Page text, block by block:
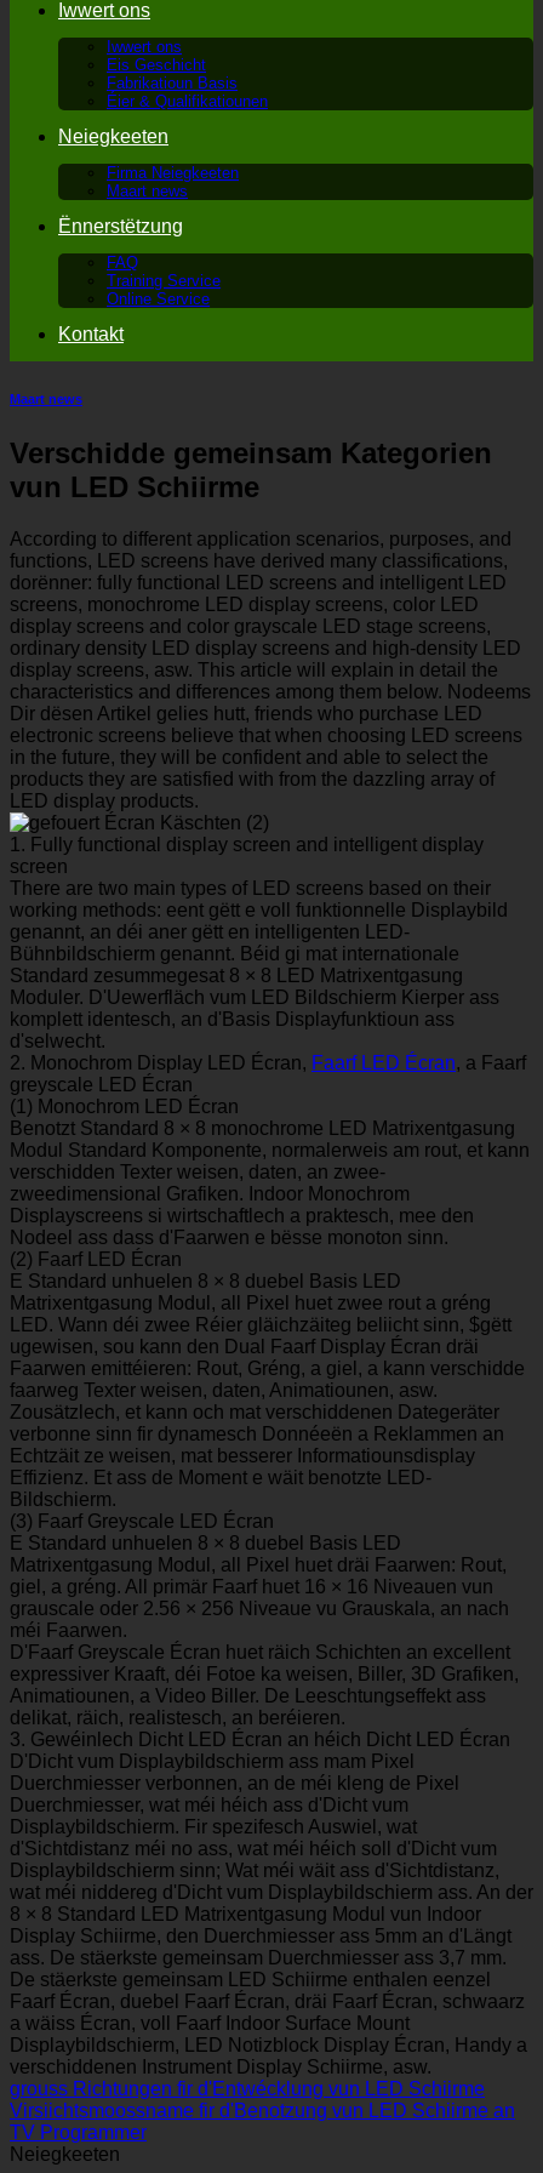
Iwwert ons
Iwwert ons
Eis Geschicht
Fabrikatioun Basis
Éier & Qualifikatiounen
Neiegkeeten
Firma Neiegkeeten
Maart news
Ënnerstëtzung
FAQ
Training Service
Online Service
Kontakt
Maart news
Verschidde gemeinsam Kategorien
vun LED Schiirme
According to different application scenarios, purposes, and
functions, LED screens have derived many classifications,
dorënner: fully functional LED screens and intelligent LED
screens, monochrome LED display screens, color LED
display screens and color grayscale LED stage screens,
ordinary density LED display screens and high-density LED
display screens, asw. This article will explain in detail the
characteristics and differences among them below. Nodeems
Dir dësen Artikel gelies hutt, friends who purchase LED
electronic screens believe that when choosing LED screens
in the future, they will be confident and able to select the
products they are satisfied with from the dazzling array of
LED display products.
1. Fully functional display screen and intelligent display
screen
There are two main types of LED screens based on their
working methods: eent gëtt e voll funktionnelle Displaybild
genannt, an déi aner gëtt en intelligenten LED-
Bühnbildschierm genannt. Béid gi mat internationale
Standard zesummegesat 8 × 8 LED Matrixentgasung
Moduler. D'Uewerfläch vum LED Bildschierm Kierper ass
komplett identesch, an d'Basis Displayfunktioun ass
d'selwecht.
2. Monochrom Display LED Écran, Faarf LED Écran, a Faarf
greyscale LED Écran
(1) Monochrom LED Écran
Benotzt Standard 8 × 8 monochrome LED Matrixentgasung
Modul Standard Komponente, normalerweis am rout, et kann
verschidden Texter weisen, daten, an zwee-
zweedimensional Grafiken. Indoor Monochrom
Displayscreens si wirtschaftlech a praktesch, mee den
Nodeel ass dass d'Faarwen e bësse monoton sinn.
(2) Faarf LED Écran
E Standard unhuelen 8 × 8 duebel Basis LED
Matrixentgasung Modul, all Pixel huet zwee rout a gréng
LED. Wann déi zwee Réier gläichzäiteg beliicht sinn, $gëtt
ugewisen, sou kann den Dual Faarf Display Écran dräi
Faarwen emittéieren: Rout, Gréng, a giel, a kann verschidde
faarweg Texter weisen, daten, Animatiounen, asw.
Zousätzlech, et kann och mat verschiddenen Dategeräter
verbonne sinn fir dynamesch Donnéeën a Reklammen an
Echtzäit ze weisen, mat besserer Informatiounsdisplay
Effizienz. Et ass de Moment e wäit benotzte LED-
Bildschierm.
(3) Faarf Greyscale LED Écran
E Standard unhuelen 8 × 8 duebel Basis LED
Matrixentgasung Modul, all Pixel huet dräi Faarwen: Rout,
giel, a gréng. All primär Faarf huet 16 × 16 Niveauen vun
grauscale oder 2.56 × 256 Niveaue vu Grauskala, an nach
méi Faarwen.
D'Faarf Greyscale Écran huet räich Schichten an excellent
expressiver Kraaft, déi Fotoe ka weisen, Biller, 3D Grafiken,
Animatiounen, a Video Biller. De Leeschtungseffekt ass
delikat, räich, realistesch, an beréieren.
3. Gewéinlech Dicht LED Écran an héich Dicht LED Écran
D'Dicht vum Displaybildschierm ass mam Pixel
Duerchmiesser verbonnen, an de méi kleng de Pixel
Duerchmiesser, wat méi héich ass d'Dicht vum
Displaybildschierm. Fir spezifesch Auswiel, wat
d'Sichtdistanz méi no ass, wat méi héich soll d'Dicht vum
Displaybildschierm sinn; Wat méi wäit ass d'Sichtdistanz,
wat méi niddereg d'Dicht vum Displaybildschierm ass. An der
8 × 8 Standard LED Matrixentgasung Modul vun Indoor
Display Schiirme, den Duerchmiesser ass 5mm an d'Längt
ass. De stäerkste gemeinsam Duerchmiesser ass 3,7 mm.
De stäerkste gemeinsam LED Schiirme enthalen eenzel
Faarf Écran, duebel Faarf Écran, dräi Faarf Écran, schwaarz
a wäiss Écran, voll Faarf Indoor Surface Mount
Displaybildschierm, LED Notizblock Display Écran, Handy a
verschiddenen Instrument Display Schiirme, asw.
grouss Richtungen fir d'Entwécklung vun LED Schiirme
Virsiichtsmoossname fir d'Benotzung vun LED Schiirme an
TV Programmer
Neiegkeeten